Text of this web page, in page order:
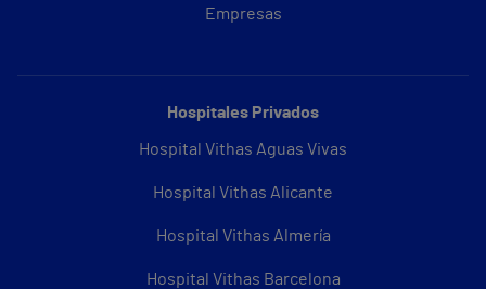
Empresas
Hospitales Privados
Hospital Vithas Aguas Vivas
Hospital Vithas Alicante
Hospital Vithas Almería
Hospital Vithas Barcelona